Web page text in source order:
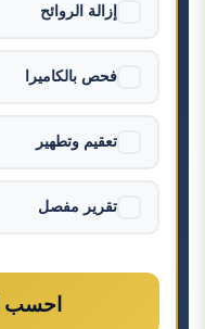
إزالة الروائح
فحص بالكاميرا
تعقيم وتطهير
تقرير مفصل
احسب